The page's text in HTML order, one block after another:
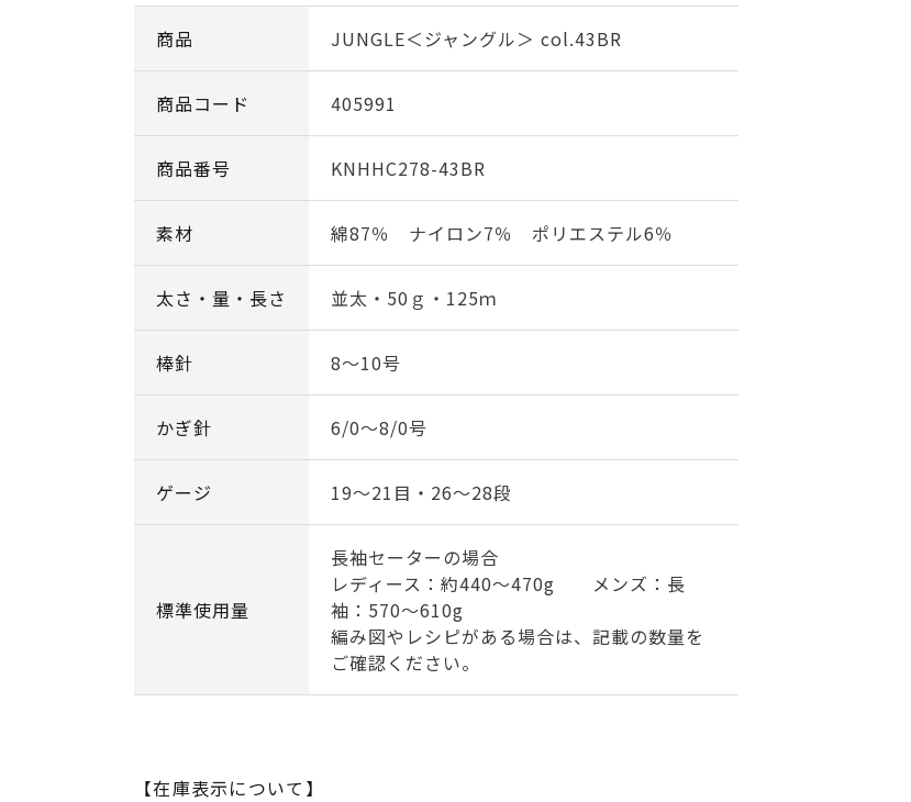
商品 JUNGLE＜ジャングル＞ col.43BR
商品コード 405991
商品番号 KNHHC278-43BR
素材 綿87％ ナイロン7％ ポリエステル6％
太さ・量・長さ 並太・50ｇ・125ｍ
棒針 8～10号
かぎ針 6/0～8/0号
ゲージ 19～21目・26～28段
標準使用量
長袖セーターの場合
レディース：約440～470g メンズ：長
袖：570～610g
編み図やレシピがある場合は、記載の数量を
ご確認ください。
【在庫表示について】